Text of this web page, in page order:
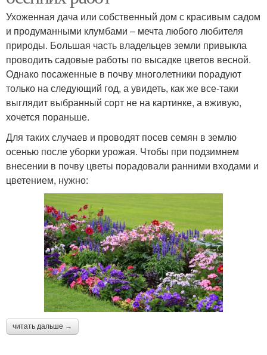
Ухоженная дача или собственный дом с красивым садом
и продуманными клумбами – мечта любого любителя
природы. Большая часть владельцев земли привыкла
проводить садовые работы по высадке цветов весной.
Однако посаженные в почву многолетники порадуют
только на следующий год, а увидеть, как же все-таки
выглядит выбранный сорт не на картинке, а вживую,
хочется пораньше.
Для таких случаев и проводят посев семян в землю
осенью после уборки урожая. Чтобы при подзимнем
внесении в почву цветы порадовали ранними входами и
цветением, нужно:
читать дальше →